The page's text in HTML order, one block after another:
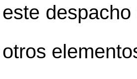
este
otros